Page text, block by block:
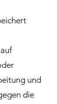
und
die